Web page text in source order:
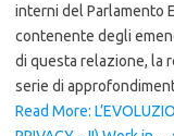
interni del Parlamento
contenente degli
di questa relazione, la
serie di
Read More: